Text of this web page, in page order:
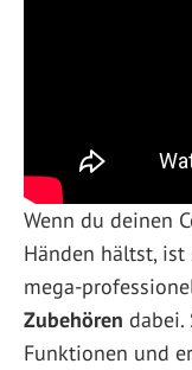
Wenn du deinen
Händen hältst,
mega-
Zubehören
Funktionen und